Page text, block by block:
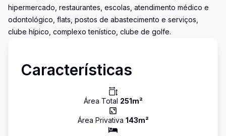
hipermercado, restaurantes, escolas, atendimento médico e
odontológico, flats, postos de abastecimento e serviços,
clube hípico, complexo tenístico, clube de golfe.
Características
Área Total 251m²
Área Privativa 143m²